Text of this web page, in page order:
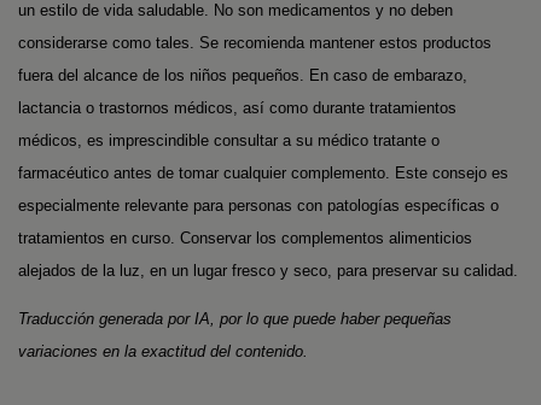
un estilo de vida saludable. No son medicamentos y no deben
considerarse como tales. Se recomienda mantener estos productos
fuera del alcance de los niños pequeños. En caso de embarazo,
lactancia o trastornos médicos, así como durante tratamientos
médicos, es imprescindible consultar a su médico tratante o
farmacéutico antes de tomar cualquier complemento. Este consejo es
especialmente relevante para personas con patologías específicas o
tratamientos en curso. Conservar los complementos alimenticios
alejados de la luz, en un lugar fresco y seco, para preservar su calidad.
Traducción generada por IA, por lo que puede haber pequeñas
variaciones en la exactitud del contenido.